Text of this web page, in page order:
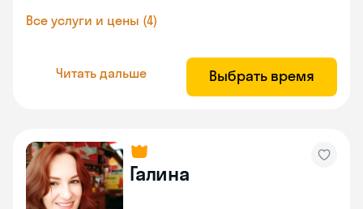
Все услуги и цены (4)
Читать дальше Выбрать время
Галина